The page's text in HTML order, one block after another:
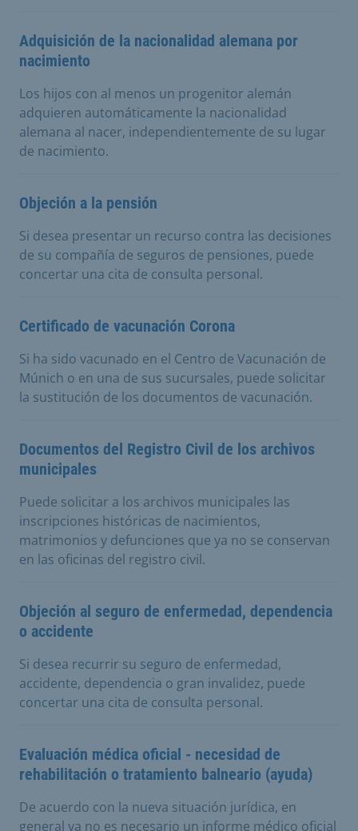
Adquisición de la nacionalidad alemana por
nacimiento
Los hijos con al menos un progenitor alemán
adquieren automáticamente la nacionalidad
alemana al nacer, independientemente de su lugar
de nacimiento.
Objeción a la pensión
Si desea presentar un recurso contra las decisiones
de su compañía de seguros de pensiones, puede
concertar una cita de consulta personal.
Certificado de vacunación Corona
Si ha sido vacunado en el Centro de Vacunación de
Múnich o en una de sus sucursales, puede solicitar
la sustitución de los documentos de vacunación.
Documentos del Registro Civil de los archivos
municipales
Puede solicitar a los archivos municipales las
inscripciones históricas de nacimientos,
matrimonios y defunciones que ya no se conservan
en las oficinas del registro civil.
Objeción al seguro de enfermedad, dependencia
o accidente
Si desea recurrir su seguro de enfermedad,
accidente, dependencia o gran invalidez, puede
concertar una cita de consulta personal.
Evaluación médica oficial - necesidad de
rehabilitación o tratamiento balneario (ayuda)
De acuerdo con la nueva situación jurídica, en
general ya no es necesario un informe médico oficial